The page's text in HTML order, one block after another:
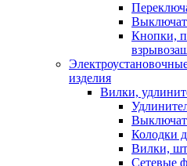
Кнопки,
изделия
Вилки,
Колодки
Вилки,
Сетевые